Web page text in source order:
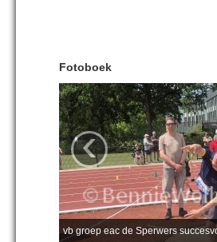
Fotoboek
vb groep eac de Sperwers
‹